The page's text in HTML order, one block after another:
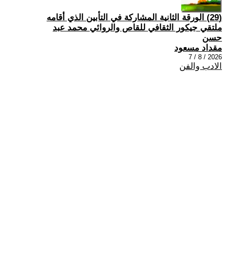
(29) الورقة الثانية المشاركة في التأبين الذي أقامه
ملتقي جيكور الثقافي للقاص والروائي محمد عبد
حسن
مقداد مسعود
2026 / 8 / 7
الادب والفن